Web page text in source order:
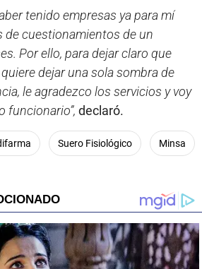
tenido empresas ya para mí
de cuestionamientos de un
Por ello, para dejar claro que
dejar una sola sombra de
le agradezco los servicios y voy
funcionario”, declaró.
Suero Fisiológico Minsa